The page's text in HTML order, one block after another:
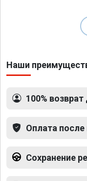
Наши
100% возврат
Оплата после
Сохранение